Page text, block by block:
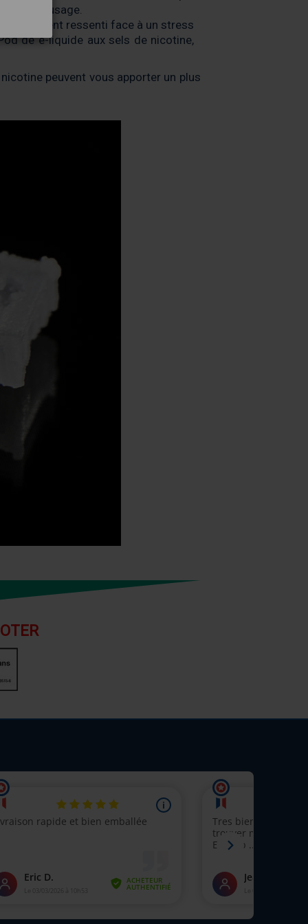
à cet usage.
souvent ressenti face à un stress
de e-liquide aux sels de nicotine,
peuvent vous apporter un plus